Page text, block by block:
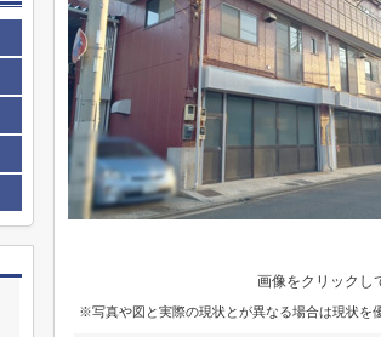
画像をクリックし
※写真や図と実際の現状とが異なる場合は現状を